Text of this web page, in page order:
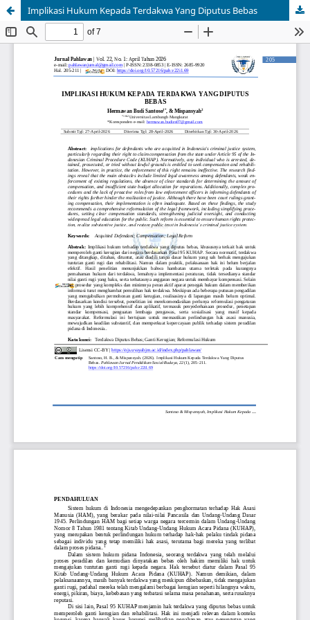
Implikasi Hukum Kepada Terdakwa Yang Diputus Bebas